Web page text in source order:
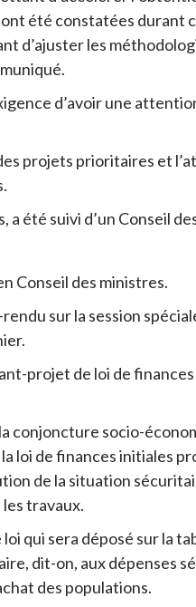
été constatées durant
d’ajuster les
d’avoir une
projets prioritaires et
été suivi d’un Conseil
Conseil des ministres.
sur la session
projet de loi de
conjoncture socio-
loi de finances initiales
de la situation
travaux.
qui sera déposé sur la
dit-on, aux dépenses
des populations.